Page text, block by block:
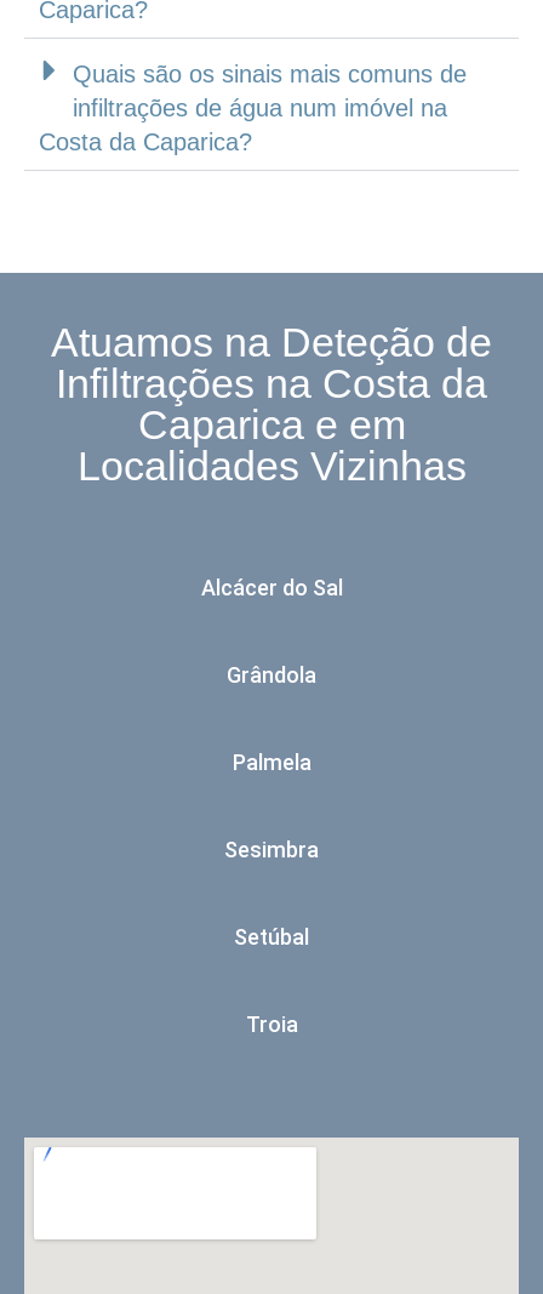
Caparica?
Quais são os sinais mais comuns de
infiltrações de água num imóvel na
Costa da Caparica?
Atuamos na Deteção de
Infiltrações na Costa da
Caparica e em
Localidades Vizinhas
Alcácer do Sal
Grândola
Palmela
Sesimbra
Setúbal
Troia